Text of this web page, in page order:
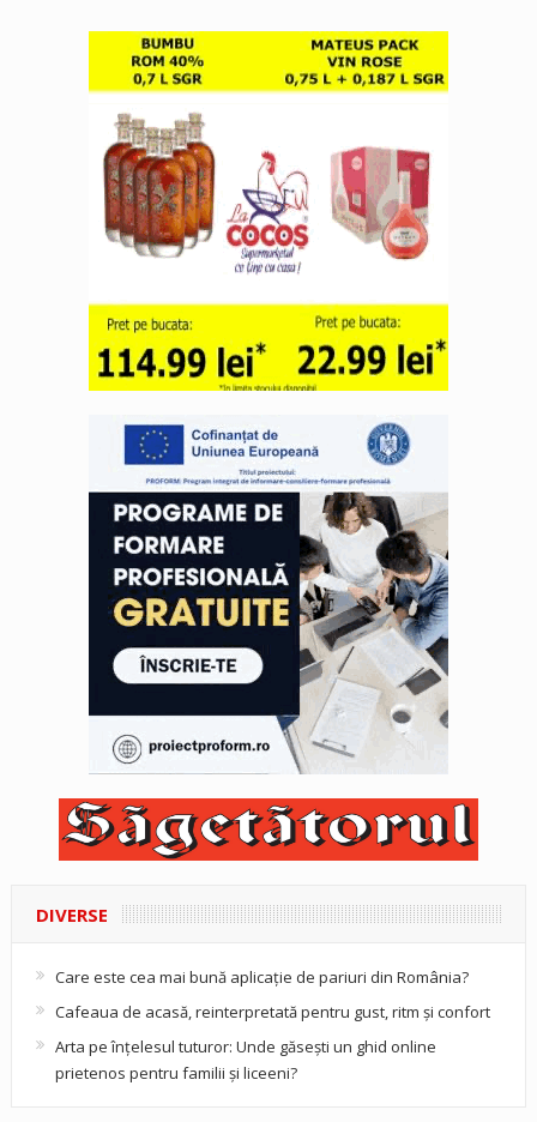
DIVERSE
Care este cea mai bună aplicație de pariuri din România?
Cafeaua de acasă, reinterpretată pentru gust, ritm și confort
Arta pe înțelesul tuturor: Unde găsești un ghid online
prietenos pentru familii și liceeni?